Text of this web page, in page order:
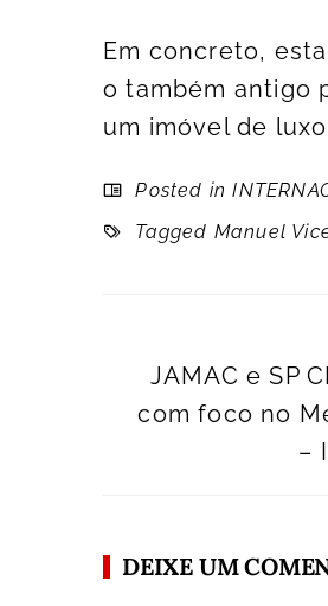
Em concreto,
o também antigo
um imóvel de
Posted in
Tagged Manuel
JAMAC e SP
com foco no
–
DEIXE UM